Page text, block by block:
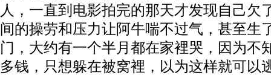
人，一直到电影拍完的那天才发现自己欠
间的操劳和压力让阿牛喘不过气，甚至生
门，大约有一个半月都在家裡哭，因为不
多钱，只想躲在被窝裡，以为这样就可以